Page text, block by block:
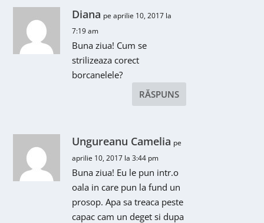
Diana pe aprilie 10, 2017 la
7:19 am
Buna ziua! Cum se
strilizeaza corect
borcanelele?
RĂSPUNS
Ungureanu Camelia pe
aprilie 10, 2017 la 3:44 pm
Buna ziua! Eu le pun intr.o
oala in care pun la fund un
prosop. Apa sa treaca peste
capac cam un deget si dupa